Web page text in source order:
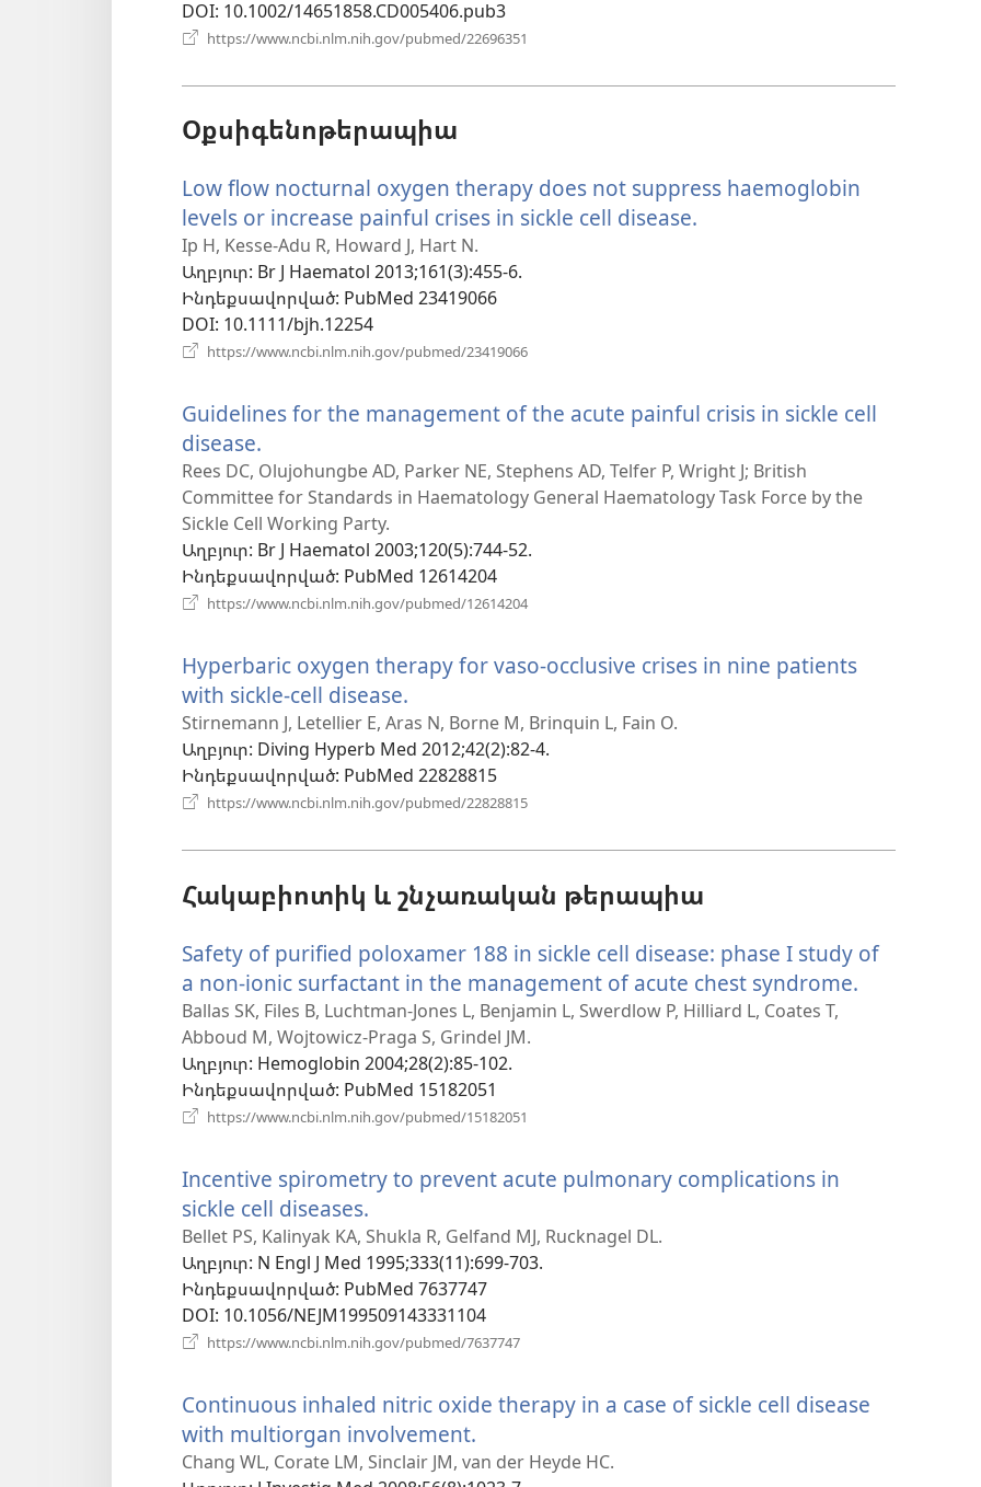
DOI‎: 10.1002/14651858.CD005406.pub3
https://www.ncbi.nlm.nih.gov/pubmed/22696351
Օքսիգենոթերապիա
Low flow nocturnal oxygen therapy does not suppress haemoglobin
levels or increase painful crises in sickle cell disease.
Ip H, Kesse-Adu R, Howard J, Hart N.
Աղբյուր‎: Br J Haematol 2013;161(3):455-6.
Ինդեքսավորված‎: PubMed 23419066
DOI‎: 10.1111/bjh.12254
https://www.ncbi.nlm.nih.gov/pubmed/23419066
պատուհան)
Guidelines for the management of the acute painful crisis in sickle cell
disease.
է
նոր
պատուհան)
Rees DC, Olujohungbe AD, Parker NE, Stephens AD, Telfer P, Wright J; British
Committee for Standards in Haematology General Haematology Task Force by the
Sickle Cell Working Party.
Աղբյուր‎: Br J Haematol 2003;120(5):744-52.
Ինդեքսավորված‎: PubMed 12614204
https://www.ncbi.nlm.nih.gov/pubmed/12614204
պատուհան)
Hyperbaric oxygen therapy for vaso-occlusive crises in nine patients
with sickle-cell disease.
է
նոր
պատուհան)
Stirnemann J, Letellier E, Aras N, Borne M, Brinquin L, Fain O.
Աղբյուր‎: Diving Hyperb Med 2012;42(2):82-4.
Ինդեքսավորված‎: PubMed 22828815
https://www.ncbi.nlm.nih.gov/pubmed/22828815
Հակաբիոտիկ և շնչառական թերապիա
Safety of purified poloxamer 188 in sickle cell disease: phase I study of
a non-ionic surfactant in the management of acute chest syndrome.
Ballas SK, Files B, Luchtman-Jones L, Benjamin L, Swerdlow P, Hilliard L, Coates T,
Abboud M, Wojtowicz-Praga S, Grindel JM.
Աղբյուր‎: Hemoglobin 2004;28(2):85-102.
Ինդեքսավորված‎: PubMed 15182051
https://www.ncbi.nlm.nih.gov/pubmed/15182051
պատուհան)
Incentive spirometry to prevent acute pulmonary complications in
sickle cell diseases.
է
նոր
պատուհան)
Bellet PS, Kalinyak KA, Shukla R, Gelfand MJ, Rucknagel DL.
Աղբյուր‎: N Engl J Med 1995;333(11):699-703.
Ինդեքսավորված‎: PubMed 7637747
DOI‎: 10.1056/NEJM199509143331104
https://www.ncbi.nlm.nih.gov/pubmed/7637747
պատուհան)
Continuous inhaled nitric oxide therapy in a case of sickle cell disease
with multiorgan involvement.
է
Chang WL, Corate LM, Sinclair JM, van der Heyde HC.